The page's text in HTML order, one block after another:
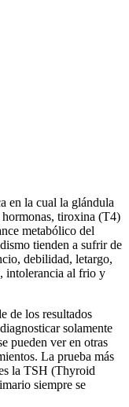
la cual la glándula
hormonas, tiroxina (T4)
metabólico del
tienden a sufrir de
debilidad, letargo,
intolerancia al frio y
de los resultados
solamente
pueden ver en otras
La prueba más
la TSH (Thyroid
siempre se